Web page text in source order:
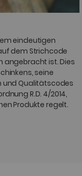
eindeutigen
dem Strichcode
angebracht ist. Dies
seine
und Qualitätscodes
R.D. 4/2014,
Produkte regelt.